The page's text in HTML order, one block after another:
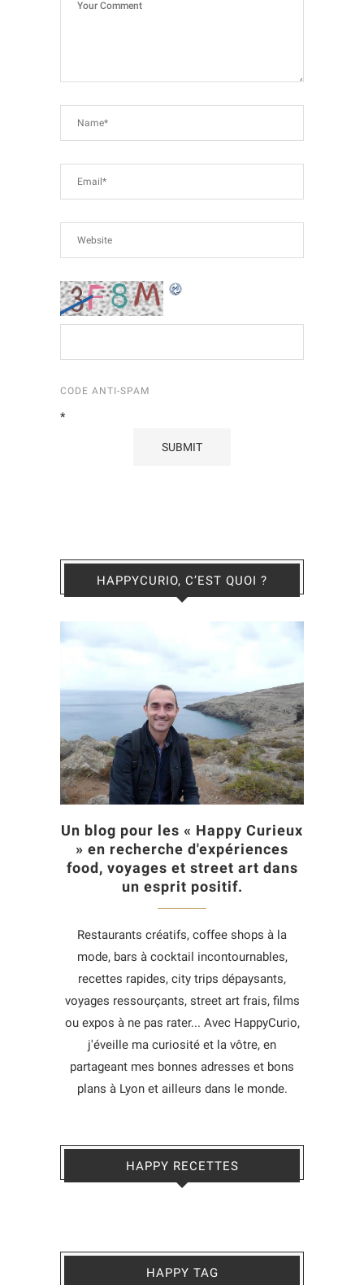
CODE ANTI-SPAM
*
HAPPYCURIO, C’EST QUOI ?
Un blog pour les « Happy Curieux
» en recherche d'expériences
food, voyages et street art dans
un esprit positif.
Restaurants créatifs, coffee shops à la
mode, bars à cocktail incontournables,
recettes rapides, city trips dépaysants,
voyages ressourçants, street art frais, films
ou expos à ne pas rater... Avec HappyCurio,
j'éveille ma curiosité et la vôtre, en
partageant mes bonnes adresses et bons
plans à Lyon et ailleurs dans le monde.
HAPPY RECETTES
HAPPY TAG